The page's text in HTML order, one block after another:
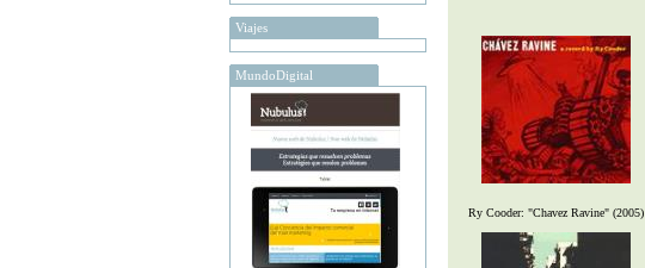
Viajes
MundoDigital
Ry Cooder: "Chavez Ravine" (2005)